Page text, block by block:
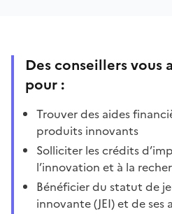
Des conseillers vous
pour :
Trouver des aides
produits innovants
Solliciter les crédits
l’innovation et à la
Bénéficier du statut de
innovante (JEI) et de ses